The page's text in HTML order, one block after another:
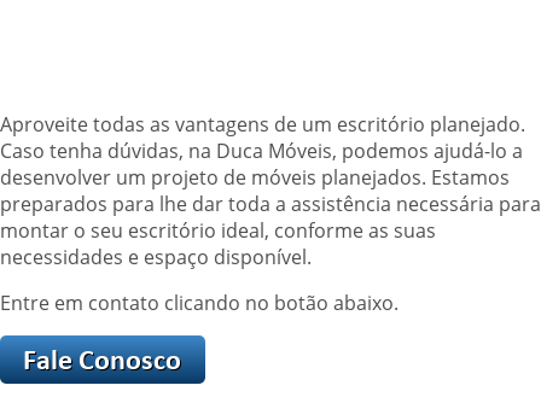
Aproveite todas as vantagens de um escritório planejado.
Caso tenha dúvidas, na Duca Móveis, podemos ajudá-lo a
desenvolver um projeto de móveis planejados. Estamos
preparados para lhe dar toda a assistência necessária para
montar o seu escritório ideal, conforme as suas
necessidades e espaço disponível.
Entre em contato clicando no botão abaixo.